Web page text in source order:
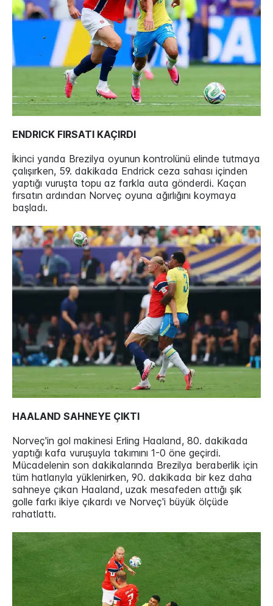
ENDRICK FIRSATI KAÇIRDI
İkinci yarıda Brezilya oyunun kontrolünü elinde tutmaya
çalışırken, 59. dakikada Endrick ceza sahası içinden
yaptığı vuruşta topu az farkla auta gönderdi. Kaçan
fırsatın ardından Norveç oyuna ağırlığını koymaya
başladı.
HAALAND SAHNEYE ÇIKTI
Norveç'in gol makinesi Erling Haaland, 80. dakikada
yaptığı kafa vuruşuyla takımını 1-0 öne geçirdi.
Mücadelenin son dakikalarında Brezilya beraberlik için
tüm hatlarıyla yüklenirken, 90. dakikada bir kez daha
sahneye çıkan Haaland, uzak mesafeden attığı şık
golle farkı ikiye çıkardı ve Norveç'i büyük ölçüde
rahatlattı.